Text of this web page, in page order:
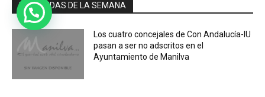
MÁS LEIDAS DE LA SEMANA
Los cuatro concejales de Con Andalucía-IU
pasan a ser no adscritos en el
Ayuntamiento de Manilva